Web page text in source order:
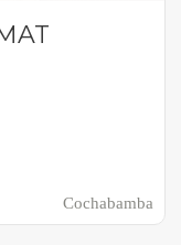
Cochabamba